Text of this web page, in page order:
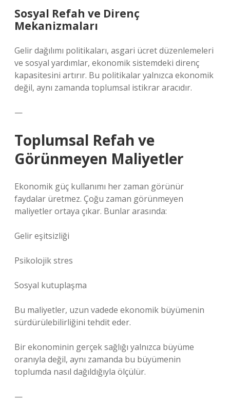
Sosyal Refah ve Direnç
Mekanizmaları
Gelir dağılımı politikaları, asgari ücret düzenlemeleri
ve sosyal yardımlar, ekonomik sistemdeki direnç
kapasitesini artırır. Bu politikalar yalnızca ekonomik
değil, aynı zamanda toplumsal istikrar aracıdır.
—
Toplumsal Refah ve
Görünmeyen Maliyetler
Ekonomik güç kullanımı her zaman görünür
faydalar üretmez. Çoğu zaman görünmeyen
maliyetler ortaya çıkar. Bunlar arasında:
Gelir eşitsizliği
Psikolojik stres
Sosyal kutuplaşma
Bu maliyetler, uzun vadede ekonomik büyümenin
sürdürülebilirliğini tehdit eder.
Bir ekonominin gerçek sağlığı yalnızca büyüme
oranıyla değil, aynı zamanda bu büyümenin
toplumda nasıl dağıldığıyla ölçülür.
—